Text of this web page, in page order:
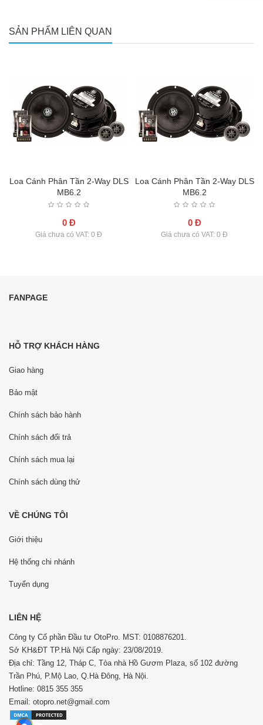
SẢN PHẨM LIÊN QUAN
Loa Cánh Phân Tần 2-Way DLS
MB6.2
0 Đ
Giá chưa có VAT: 0 Đ
Loa Cánh Phân Tần 2-Way DLS
MB6.2
0 Đ
Giá chưa có VAT: 0 Đ
FANPAGE
HỖ TRỢ KHÁCH HÀNG
Giao hàng
Bảo mật
Chính sách bảo hành
Chính sách đổi trả
Chính sách mua lại
Chính sách dùng thử
VỀ CHÚNG TÔI
Giới thiệu
Hệ thống chi nhánh
Tuyển dụng
LIÊN HỆ
Công ty Cổ phần Đầu tư OtoPro. MST: 0108876201.
Sở KH&ĐT TP.Hà Nội Cấp ngày: 23/08/2019.
Địa chỉ: Tầng 12, Tháp C, Tòa nhà Hồ Gươm Plaza, số 102 đường
Trần Phú, P.Mộ Lao, Q.Hà Đông, Hà Nội.
Hotline: 0815 355 355
Email: otopro.net@gmail.com